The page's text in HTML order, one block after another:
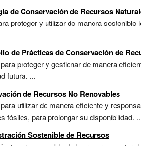
de Conservación de Recursos
proteger y utilizar de manera
de Prácticas de Conservación de
proteger y gestionar de manera
futura. ...
de Recursos No Renovables
utilizar de manera eficiente y
fósiles, para prolongar su disponibilidad. ...
Sostenible de Recursos